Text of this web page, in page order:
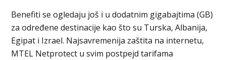
Benefiti se ogledaju još i u dodatnim gigabajtima (GB)
za određene destinacije kao što su Turska, Albanija,
Egipat i Izrael. Najsavremenija zaštita na internetu,
MTEL Netprotect u svim postpejd tarifama